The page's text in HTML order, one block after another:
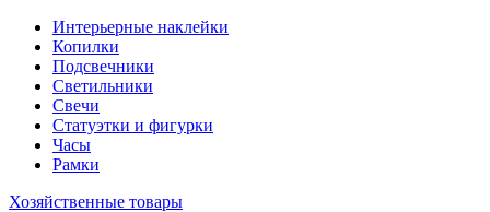
Интерьерные наклейки
Копилки
Подсвечники
Светильники
Свечи
Статуэтки и фигурки
Часы
Рамки
Хозяйственные товары